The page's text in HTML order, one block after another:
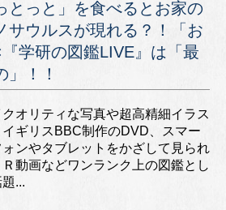
とっと」を食べるとお家の
サウルスが現れる？！「お
学研の図鑑LIVE』は「最
」！！
オリティな写真や超高精細イラス
イギリスBBC制作のDVD、スマー
ォンやタブレットをかざして見られ
Ｒ動画などワンランク上の図鑑とし
...